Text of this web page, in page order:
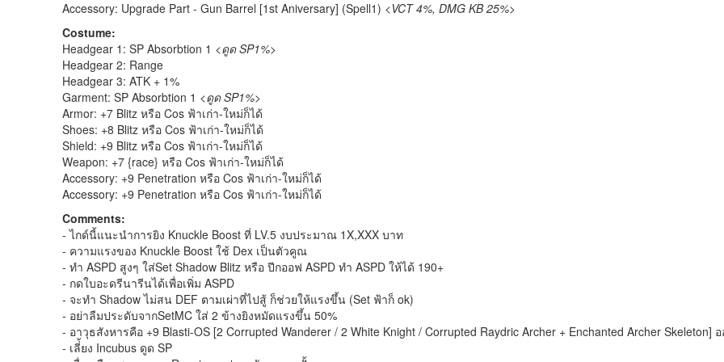
Accessory: Upgrade Part - Gun Barrel [1st Aniversary] (Spell1) <VCT 4%, DMG KB 25%>
Costume:
Headgear 1: SP Absorbtion 1 <ดูด SP1%>
Headgear 2: Range
Headgear 3: ATK + 1%
Garment: SP Absorbtion 1 <ดูด SP1%>
Armor: +7 Blitz หรือ Cos ฟ้าเก่า-ใหม่ก็ได้
Shoes: +8 Blitz หรือ Cos ฟ้าเก่า-ใหม่ก็ได้
Shield: +9 Blitz หรือ Cos ฟ้าเก่า-ใหม่ก็ได้
Weapon: +7 {race} หรือ Cos ฟ้าเก่า-ใหม่ก็ได้
Accessory: +9 Penetration หรือ Cos ฟ้าเก่า-ใหม่ก็ได้
Accessory: +9 Penetration หรือ Cos ฟ้าเก่า-ใหม่ก็ได้
Comments:
- ไกด์นี้แนะนำการยิง Knuckle Boost ที่ LV.5 งบประมาณ 1X,XXX บาท
- ความแรงของ Knuckle Boost ใช้ Dex เป็นตัวคูณ
- ทำ ASPD สูงๆ ใส่Set Shadow Blitz หรือ ปีกออฟ ASPD ทำ ASPD ให้ได้ 190+
- กดใบอะดรีนารีนได้เพื่อเพิ่ม ASPD
- จะทำ Shadow ไม่สน DEF ตามเผ่าที่ไปสู้ ก็ช่วยให้แรงขึ้น (Set ฟ้าก็ ok)
- อย่าลืมประดับจากSetMC ใส่ 2 ข้างยิงหมัดแรงขึ้น 50%
- อาวุธสังหารคือ +9 Blasti-OS [2 Corrupted Wanderer / 2 White Knight / Corrupted Raydric Archer + Enchanted Archer Skeleton]
- เลี่้ยง Incubus ดูด SP